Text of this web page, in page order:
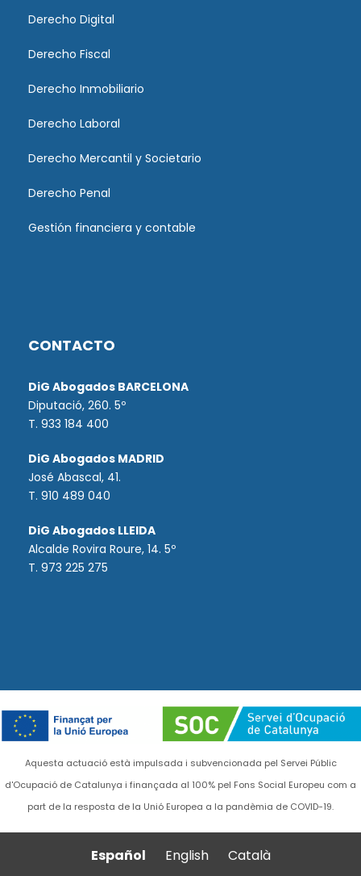
Derecho Digital
Derecho Fiscal
Derecho Inmobiliario
Derecho Laboral
Derecho Mercantil y Societario
Derecho Penal
Gestión financiera y contable
CONTACTO
DiG Abogados BARCELONA
Diputació, 260. 5º
T. 933 184 400
DiG Abogados MADRID
José Abascal, 41.
T. 910 489 040
DiG Abogados LLEIDA
Alcalde Rovira Roure, 14. 5º
T. 973 225 275
Aquesta actuació està impulsada i subvencionada pel Servei Públic
d'Ocupació de Catalunya i finançada al 100% pel Fons Social Europeu com a
part de la resposta de la Unió Europea a la pandèmia de COVID-19.
Español English Català